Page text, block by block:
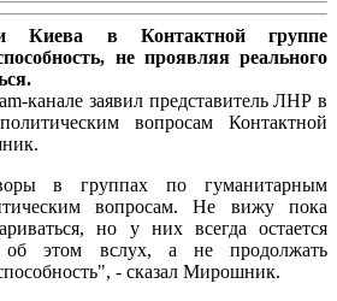
Киева в Контактной группе
не проявляя реального
канале заявил представитель ЛНР в
вопросам Контактной
в группах по гуманитарным
вопросам. Не вижу пока
но у них всегда остается
об этом вслух, а не продолжать
- сказал Мирошник.